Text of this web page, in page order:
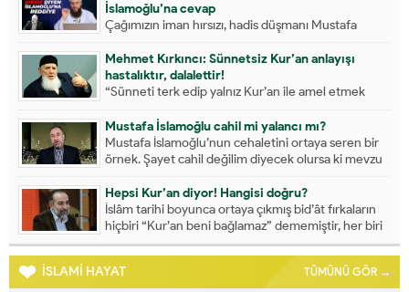
İslamoğlu’na cevap
Çağımızın iman hırsızı, hadis düşmanı Mustafa
İslamoğlu’nu ilmi açıklamalarıyla rezil eden Ömer
Faruk Korkmaz Hocaefendi...
Mehmet Kırkıncı: Sünnetsiz Kur’an anlayışı
hastalıktır, dalalettir!
“Sünneti terk edip yalnız Kur’an ile amel etmek
isteyenler var; bu konuda ne dersiniz?” “Kur’an...
Mustafa İslamoğlu cahil mi yalancı mı?
Mustafa İslamoğlu’nun cehaletini ortaya seren bir
örnek. Şayet cahil değilim diyecek olursa ki mevzu
daha...
Hepsi Kur’an diyor! Hangisi doğru?
İslâm tarihi boyunca ortaya çıkmış bid’ât fırkaların
hiçbiri “Kur’an beni bağlamaz” dememiştir, her biri
kendini...
İSLAMİ HAYAT
TÜMÜNÜ GÖR →